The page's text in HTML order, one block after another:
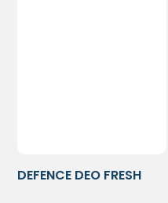
DEFENCE DEO FRESH